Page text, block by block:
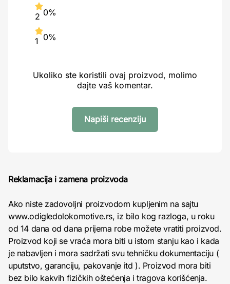
2 0%
1 0%
Ukoliko ste koristili ovaj proizvod, molimo
dajte vaš komentar.
Napiši recenziju
Reklamacija i zamena proizvoda
Ako niste zadovoljni proizvodom kupljenim na sajtu
www.odigledolokomotive.rs, iz bilo kog razloga, u roku
od 14 dana od dana prijema robe možete vratiti proizvod.
Proizvod koji se vraća mora biti u istom stanju kao i kada
je nabavljen i mora sadržati svu tehničku dokumentaciju (
uputstvo, garanciju, pakovanje itd ). Proizvod mora biti
bez bilo kakvih fizičkih oštećenja i tragova korišćenja.